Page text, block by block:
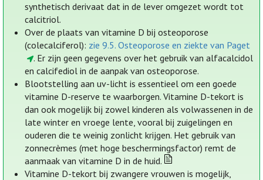
synthetisch derivaat dat in de lever omgezet wordt tot
calcitriol.
Over de plaats van vitamine D bij osteoporose
(colecalciferol): zie 9.5. Osteoporose en ziekte van Paget
. Er zijn geen gegevens over het gebruik van alfacalcidol
en calcifediol in de aanpak van osteoporose.
Blootstelling aan uv-licht is essentieel om een goede
vitamine D-reserve te waarborgen. Vitamine D-tekort is
dan ook mogelijk bij zowel kinderen als volwassenen in de
late winter en vroege lente, vooral bij zuigelingen en
ouderen die te weinig zonlicht krijgen. Het gebruik van
zonnecrèmes (met hoge beschermingsfactor) remt de
aanmaak van vitamine D in de huid.
Vitamine D-tekort bij zwangere vrouwen is mogelijk,